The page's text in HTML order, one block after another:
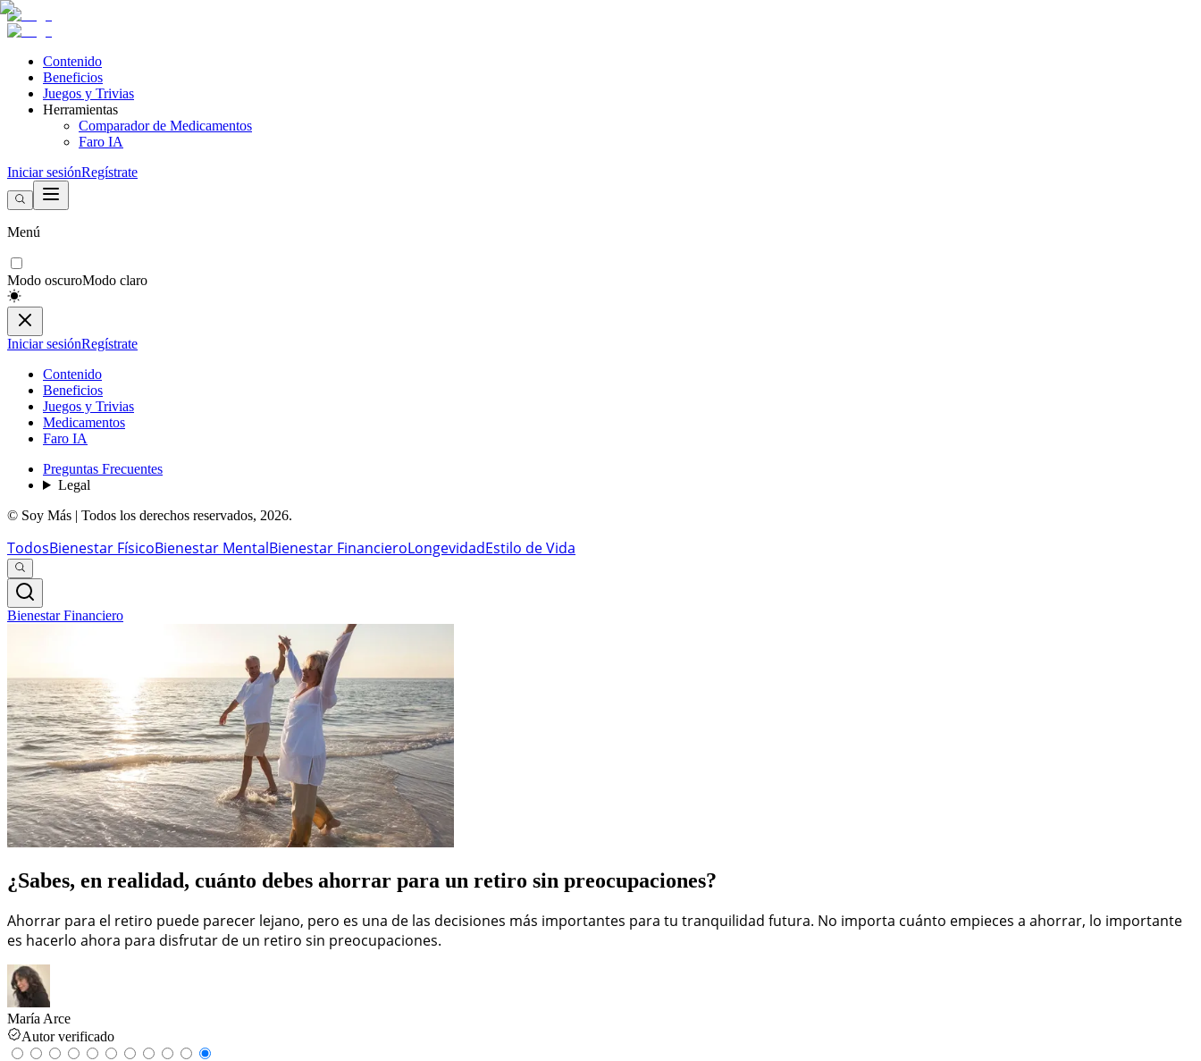
Contenido
Beneficios
Juegos y Trivias
Herramientas
Comparador de Medicamentos
Faro IA
Iniciar sesiónRegístrate
Menú
Modo oscuroModo claro
Iniciar sesiónRegístrate
Contenido
Beneficios
Juegos y Trivias
Medicamentos
Faro IA
Preguntas Frecuentes
Legal
© Soy Más | Todos los derechos reservados, 2026.
TodosBienestar FísicoBienestar MentalBienestar FinancieroLongevidadEstilo de Vida
Bienestar Financiero
¿Sabes, en realidad, cuánto debes ahorrar para un retiro sin preocupaciones?
Ahorrar para el retiro puede parecer lejano, pero es una de las decisiones más importantes para tu tranquilidad futura. No importa cuánto empieces a ahorrar, lo importante
es hacerlo ahora para disfrutar de un retiro sin preocupaciones.
María Arce
Autor verificado